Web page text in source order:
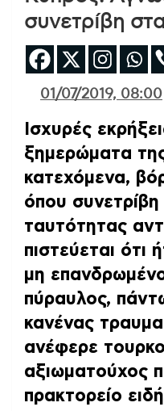
συνετρίβη
01/07/2019, 08:00
Ισχυρές
ξημερώματα
κατεχόμενα,
όπου
ταυτότητας
πιστεύεται
μη
πύραυλος,
κανένας
ανέφερε
αξιωματούχος
πρακτορείο